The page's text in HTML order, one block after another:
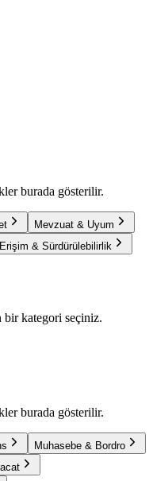
burada gösterilir.
Mevzuat & Uyum
& Sürdürülebilirlik
bir kategori seçiniz.
burada gösterilir.
Muhasebe & Bordro